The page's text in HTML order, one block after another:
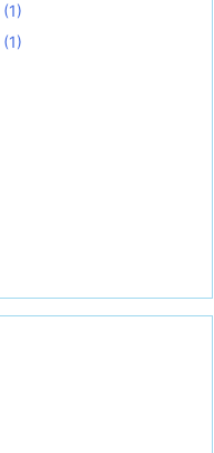
(1)
(1)